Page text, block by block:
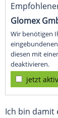
Glomex
Wir benötigen
diesen mit
deaktivieren.
jetzt
Ich bin damit